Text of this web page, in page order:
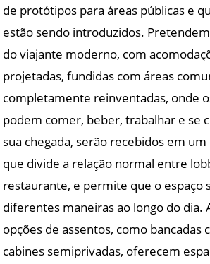
de protótipos para áreas públicas e
estão sendo introduzidos.
do viajante moderno, com
projetadas, fundidas com áreas
completamente reinventadas, onde
podem comer, beber, trabalhar e se
sua chegada, serão recebidos em
que divide a relação normal entre
restaurante, e permite que o espaço
diferentes maneiras ao longo do dia.
opções de assentos, como bancadas
cabines semiprivadas, oferecem